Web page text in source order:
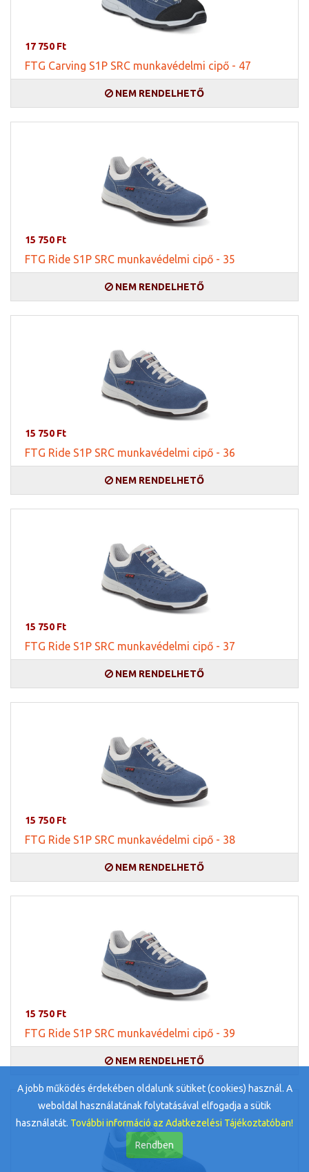
17 750 Ft
FTG Carving S1P SRC munkavédelmi cipő - 47
NEM RENDELHETŐ
15 750 Ft
FTG Ride S1P SRC munkavédelmi cipő - 35
NEM RENDELHETŐ
15 750 Ft
FTG Ride S1P SRC munkavédelmi cipő - 36
NEM RENDELHETŐ
15 750 Ft
FTG Ride S1P SRC munkavédelmi cipő - 37
NEM RENDELHETŐ
15 750 Ft
FTG Ride S1P SRC munkavédelmi cipő - 38
NEM RENDELHETŐ
15 750 Ft
FTG Ride S1P SRC munkavédelmi cipő - 39
NEM RENDELHETŐ
A jobb működés érdekében oldalunk sütiket (cookies) használ. A
weboldal használatának folytatásával elfogadja a sütik
használatát. További információ az Adatkezelési Tájékoztatóban!
Rendben